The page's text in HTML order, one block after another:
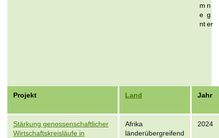
m
e
nt
n
g
er
Projekt Land Jahr
Stärkung genossenschaftlicher
Wirtschaftskreisläufe in
Afrika
länderübergreifend
2024